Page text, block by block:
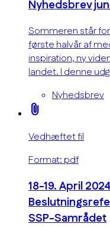
Nyhedsbrev
Sommeren står
første halvår af
inspiration, ny
landet. I denne
Nyhedsbrev
attach_file
Vedhæftet fil
Format: pdf
18-19. April
SSP-Samrådet